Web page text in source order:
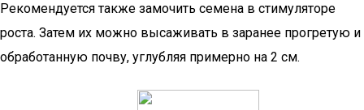
Рекомендуется также замочить семена в стимуляторе
роста. Затем их можно высаживать в заранее прогретую и
обработанную почву, углубляя примерно на 2 см.